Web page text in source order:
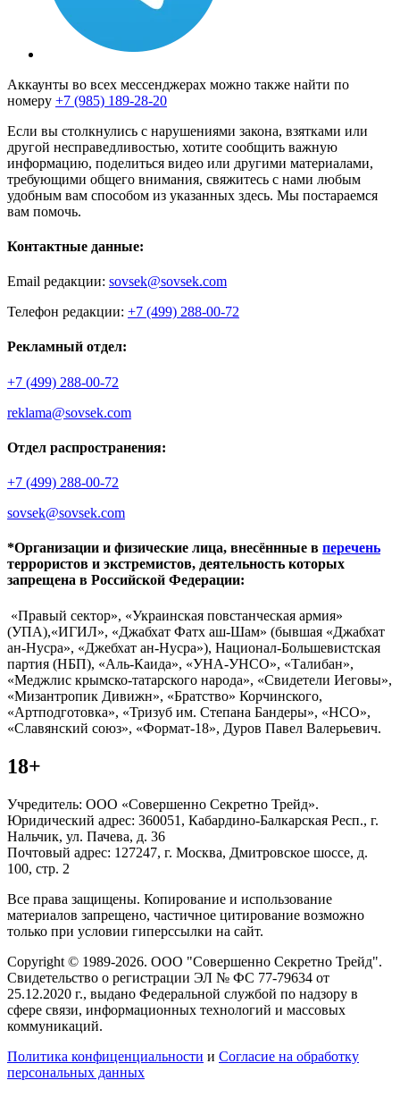
Аккаунты во всех мессенджерах можно также найти по
номеру +7 (985) 189-28-20
Если вы столкнулись с нарушениями закона, взятками или
другой несправедливостью, хотите сообщить важную
информацию, поделиться видео или другими материалами,
требующими общего внимания, свяжитесь с нами любым
удобным вам способом из указанных здесь. Мы постараемся
вам помочь.
Контактные данные:
Email редакции: sovsek@sovsek.com
Телефон редакции: +7 (499) 288-00-72
Рекламный отдел:
+7 (499) 288-00-72
reklama@sovsek.com
Отдел распространения:
+7 (499) 288-00-72
sovsek@sovsek.com
*Организации и физические лица, внесённные в перечень
террористов и экстремистов, деятельность которых
запрещена в Российской Федерации:
«Правый сектор», «Украинская повстанческая армия»
(УПА),«ИГИЛ», «Джабхат Фатх аш-Шам» (бывшая «Джабхат
ан-Нусра», «Джебхат ан-Нусра»), Национал-Большевистская
партия (НБП), «Аль-Каида», «УНА-УНСО», «Талибан»,
«Меджлис крымско-татарского народа», «Свидетели Иеговы»,
«Мизантропик Дивижн», «Братство» Корчинского,
«Артподготовка», «Тризуб им. Степана Бандеры», «НСО»,
«Славянский союз», «Формат-18», Дуров Павел Валерьевич.
18+
Учредитель: ООО «Совершенно Секретно Трейд».
Юридический адрес: 360051, Кабардино-Балкарская Респ., г.
Нальчик, ул. Пачева, д. 36
Почтовый адрес: 127247, г. Москва, Дмитровское шоссе, д.
100, стр. 2
Все права защищены. Копирование и использование
материалов запрещено, частичное цитирование возможно
только при условии гиперссылки на сайт.
Copyright © 1989-2026. ООО "Совершенно Секретно Трейд".
Свидетельство о регистрации ЭЛ № ФС 77-79634 от
25.12.2020 г., выдано Федеральной службой по надзору в
сфере связи, информационных технологий и массовых
коммуникаций.
Политика конфиценциальности и Согласие на обработку
персональных данных